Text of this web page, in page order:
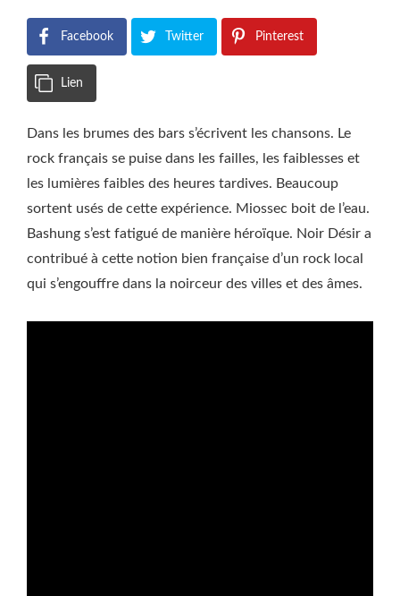
Facebook Twitter Pinterest
Lien
Dans les brumes des bars s’écrivent les chansons. Le
rock français se puise dans les failles, les faiblesses et
les lumières faibles des heures tardives. Beaucoup
sortent usés de cette expérience. Miossec boit de l’eau.
Bashung s’est fatigué de manière héroïque. Noir Désir a
contribué à cette notion bien française d’un rock local
qui s’engouffre dans la noirceur des villes et des âmes.